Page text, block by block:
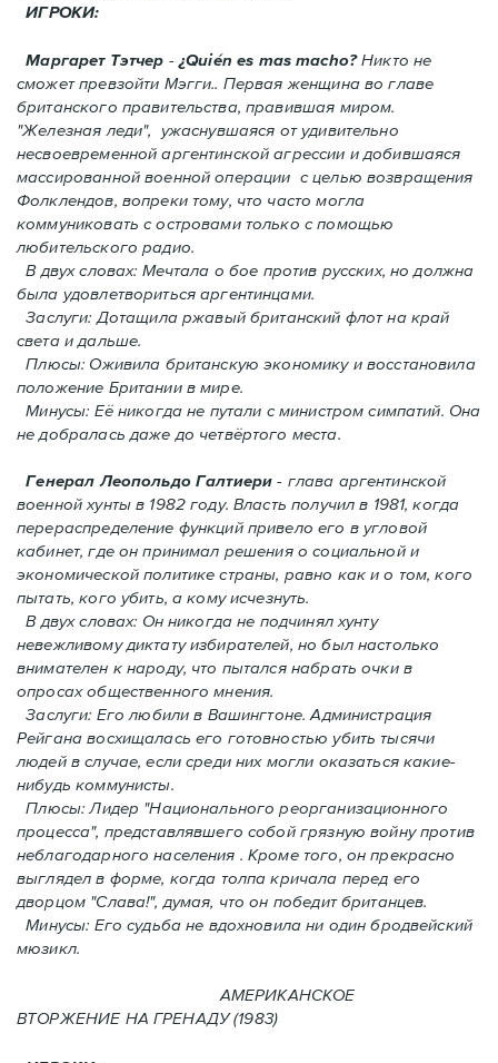
ИГРОКИ:
Маргарет Тэтчер -¿Quién es mas macho?Никто не
сможет превзойти Мэгги.. Первая женщина во главе
британского правительства, правившая миром.
"Железная леди", ужаснувшаяся от удивительно
несвоевременной аргентинской агрессии и добившаяся
массированной военной операции с целью возвращения
Фолклендов, вопреки тому, что часто могла
коммуниковать с островами только с помощью
любительского радио.
В двух словах: Мечтала о бое против русских, но должна
была удовлетвориться аргентинцами.
Заслуги: Дотащила ржавый британский флот на край
света и дальше.
Плюсы: Оживила британскую экономику и восстановила
положение Британии в мире.
Минусы: Её никогда не путали с министром симпатий. Oнa
не добралась даже до четвёртого места.
Генерал Леопольдо Галтиери - глава аргентинской
военной хунты в 1982 году. Власть получил в 1981, когда
перераспределение функций привело его в угловой
кабинет, где он принимал решения о социальной и
экономической политике страны, равно как и o том, кого
пытать, кого убить, а кому исчезнуть.
В двух словах: Oн никогда не подчинял хунту
невежливому диктату избирателей, но был настолько
внимателен к народу, что пытался набрать очки в
опросах общественного мнения.
Заслуги: Его любили в Вашингтоне. Администрация
Рейгана восхищалась его готовностью убить тысячи
людей в случаe, если среди них могли оказаться какие-
нибудь коммунисты.
Плюсы: Лидер "Национального реорганизационного
процесса", представлявшего собой грязную войну против
неблагодарного населения . Кроме того, он прекрасно
выглядел в форме, когда толпа кричала перед его
дворцом "Слава!", думая, что он победит британцев.
Минусы: Его судьба не вдохновила ни один бродвейский
мюзикл.
АМЕРИКАНСКОЕ
ВТОРЖЕНИЕ HA ГРЕНАДУ (1983)